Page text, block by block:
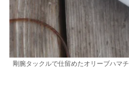
剛腕タックルで仕留めたオリーブハマチ